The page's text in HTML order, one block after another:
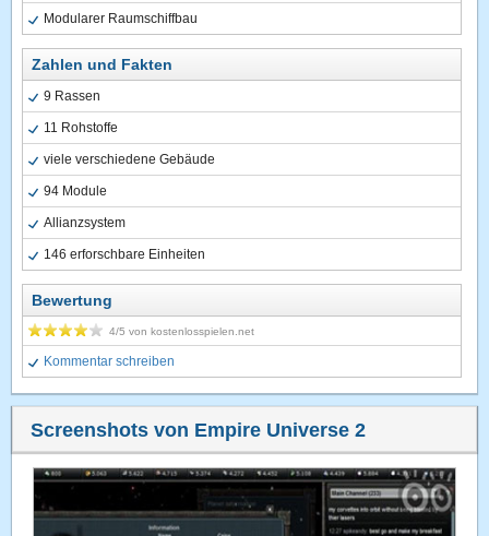
Modularer Raumschiffbau
Zahlen und Fakten
9 Rassen
11 Rohstoffe
viele verschiedene Gebäude
94 Module
Allianzsystem
146 erforschbare Einheiten
Bewertung
4/5 vonkostenlosspielen.net
Kommentar schreiben
Screenshots von Empire Universe 2